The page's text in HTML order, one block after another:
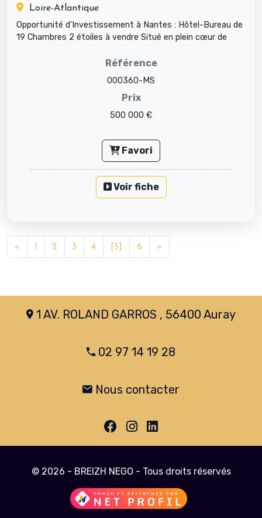
Loire-Atlantique
Opportunité d'Investissement à Nantes : Hôtel-Bureau de
19 Chambres 2 étoiles à vendre Situé en plein cœur de
Référence
000360-MS
Prix
500 000 €
Favori
Voir fiche
« 2 3 4 [5] 6 »
1 AV. ROLAND GARROS , 56400 Auray
02 97 14 19 28
Nous contacter
© 2026 - BREIZH NEGO - Tous droits réservés